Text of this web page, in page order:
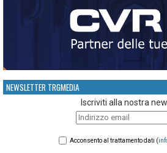
NEWSLETTER TRGMEDIA
Iscriviti alla nostra
Acconsento al trattamento dati (